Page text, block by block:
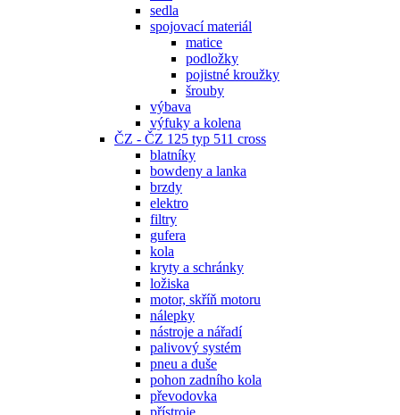
sedla
spojovací materiál
matice
podložky
pojistné kroužky
šrouby
výbava
výfuky a kolena
ČZ - ČZ 125 typ 511 cross
blatníky
bowdeny a lanka
brzdy
elektro
filtry
gufera
kola
kryty a schránky
ložiska
motor, skříň motoru
nálepky
nástroje a nářadí
palivový systém
pneu a duše
pohon zadního kola
převodovka
přístroje